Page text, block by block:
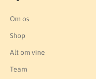
Om os
Shop
Alt om vine
Team